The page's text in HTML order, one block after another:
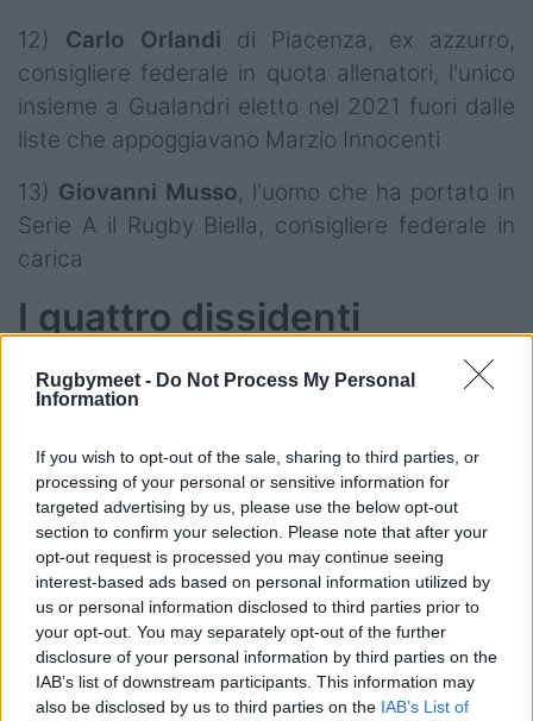
Rugbymeet - Do Not Process My Personal
Information
If you wish to opt-out of the sale, sharing to third parties, or
processing of your personal or sensitive information for
targeted advertising by us, please use the below opt-out
section to confirm your selection. Please note that after your
opt-out request is processed you may continue seeing
interest-based ads based on personal information utilized by
us or personal information disclosed to third parties prior to
your opt-out. You may separately opt-out of the further
disclosure of your personal information by third parties on the
IAB’s list of downstream participants. This information may
also be disclosed by us to third parties on the IAB’s List of
12) Carlo Orlandi di Piacenza, ex azzurro,
consigliere federale in quota allenatori, l'unico
insieme a Gualandri eletto nel 2021 fuori dalle
liste che appoggiavano Marzio Innocenti
13) Giovanni Musso, l'uomo che ha portato in
Serie A il Rugby Biella, consigliere federale in
carica
I quattro dissidenti
Particolarmente significativa la presenza di
questi ultimi quattro, che costituiscono la parte
Spesso in questi anni hanno mostrato il loro
dissenso non avvallando certi provvedimenti o
decisioni (nei bilanci approvati a maggioranza i
voti mancanti probabilmente erano i loro).
Adesso escono ufficialmente allo scoperto.